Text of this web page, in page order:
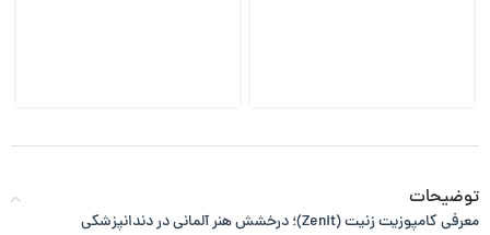
توضیحات
معرفی کامپوزیت زنیت (Zenit)؛ درخشش هنر آلمانی در دندانپزشکی